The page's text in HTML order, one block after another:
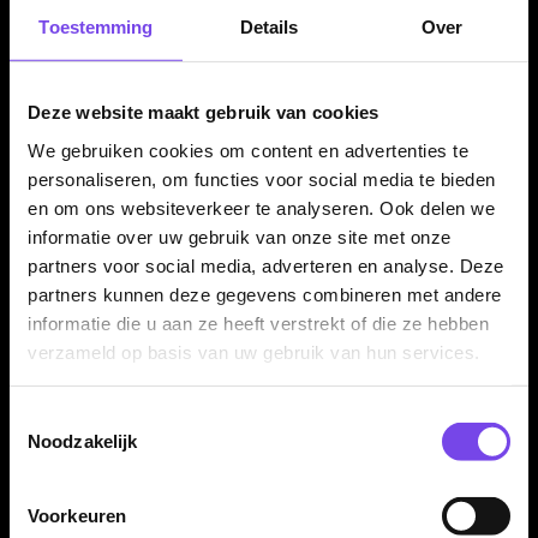
Toestemming Details Over
Deze website maakt gebruik van cookies
We gebruiken cookies om content en advertenties te
personaliseren, om functies voor social media te bieden
en om ons websiteverkeer te analyseren. Ook delen we
informatie over uw gebruik van onze site met onze
partners voor social media, adverteren en analyse. Deze
partners kunnen deze gegevens combineren met andere
informatie die u aan ze heeft verstrekt of die ze hebben
verzameld op basis van uw gebruik van hun services.
Noodzakelijk
Voorkeuren
accessoirevakken is deze Mission Samurai Infinity dartcase
geschikt voor trainingen, competitiewedstrijden, toernooien en
Compact maar ruim genoeg
De case biedt voldoende ruimte voor twee volledige dartsets
en accessoires, maar blijft compact genoeg om makkelijk mee
te nemen in een darttas, sporttas of rugzak.
Darts en accessoires niet inbegrepen
Dit product bestaat uit de Mission Darts EVA Dart Case
Samurai Infinity Blue zelf. Darts, flights, shafts en overige
aanwezig zijn of apart worden aangeschaft.